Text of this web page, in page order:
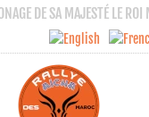
DE SA MAJESTÉ LE